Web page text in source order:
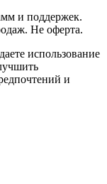
и поддержек.
Не оферта.
использование
и